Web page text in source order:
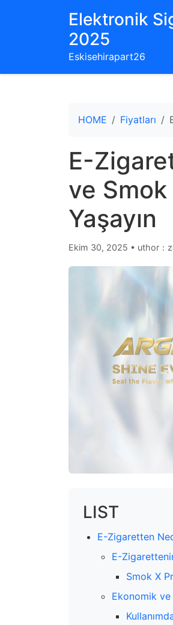
Elektronik
2025
Eskisehirapart26
HOME Fiyatları
E-
ve
Yaşayın
Ekim 30, 2025 • uthor：
LIST
E-Zigaretten
E-
Smok X
Ekonomik ve